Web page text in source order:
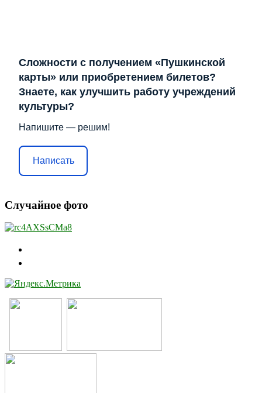
Сложности с получением «Пушкинской
карты» или приобретением билетов?
Знаете, как улучшить работу учреждений
культуры?
Напишите — решим!
Написать
Случайное фото